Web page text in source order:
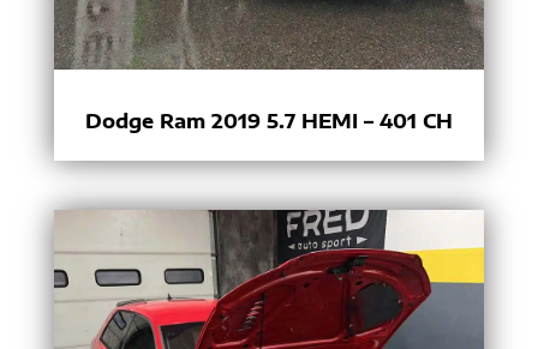
Dodge Ram 2019 5.7 HEMI – 401 CH